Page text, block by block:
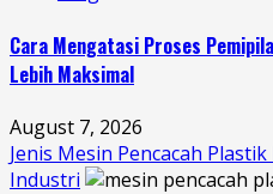
Cara Mengatasi Proses
Lebih Maksimal
August 7, 2026
Jenis Mesin Pencacah
Industri